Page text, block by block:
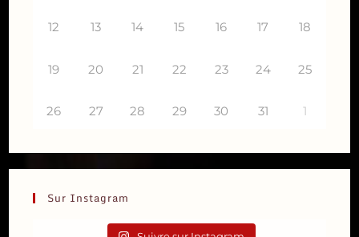
12 13 14 15 16 17 18
19 20 21 22 23 24 25
26 27 28 29 30 31 1
Sur Instagram